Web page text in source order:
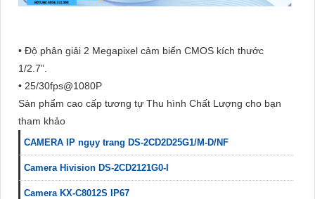
• Độ phân giải 2 Megapixel cảm biến CMOS kích thước
1/2.7”.
• 25/30fps@1080P
Sản phẩm cao cấp tương tự Thu hình Chất Lượng cho bạn
tham khảo
CAMERA IP ngụy trang DS-2CD2D25G1/M-D/NF
Camera Hivision DS-2CD2121G0-I
Camera KX-C8012S IP67